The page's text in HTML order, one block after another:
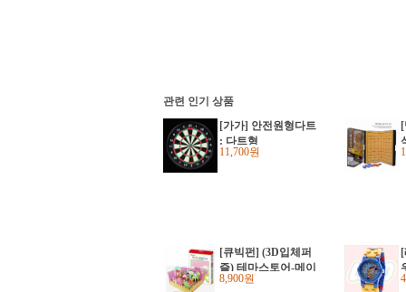
관련 인기 상품
[가가] 안전원형다트
: 다트형
11,700원
[큐빅펀] (3D입체퍼
즐) 테마스토어-메이
메이 뷰티샵 (C079-01
8,900원